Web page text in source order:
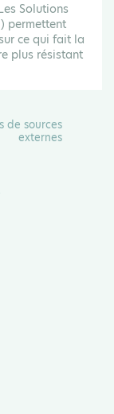
Solutions
permettent
ce qui fait la
plus résistant
de sources
externes